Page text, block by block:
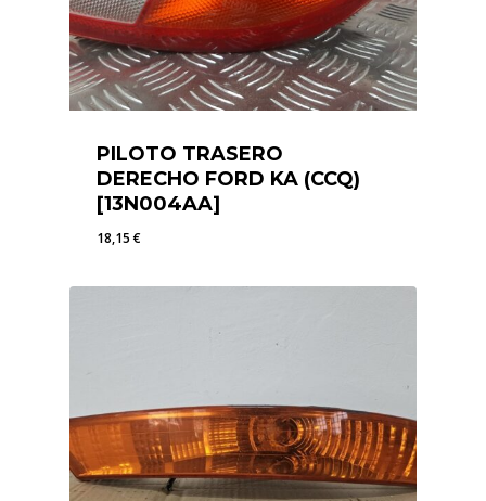
PILOTO TRASERO
DERECHO FORD KA (CCQ)
[13N004AA]
18,15€